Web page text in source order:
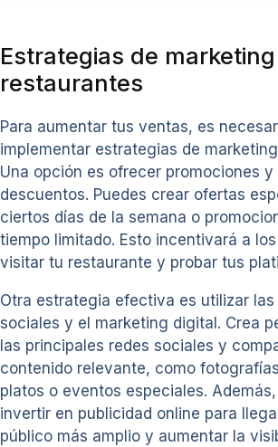
Estrategias de
restaurantes
Para aumentar tus ventas, es
implementar estrategias de
Una opción es ofrecer promociones y
descuentos. Puedes crear ofertas
ciertos días de la semana o
tiempo limitado. Esto incentivará a
visitar tu restaurante y probar tus
Otra estrategia efectiva es utilizar las
sociales y el marketing digital. Crea
las principales redes sociales y
contenido relevante, como
platos o eventos especiales.
invertir en publicidad online para
público más amplio y aumentar la